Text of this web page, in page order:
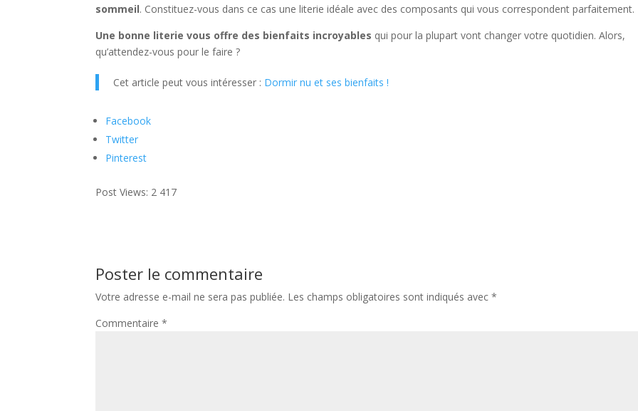
sommeil. Constituez-vous dans ce cas une literie idéale avec des composants qui vous correspondent parfaitement.
Une bonne literie vous offre des bienfaits incroyables qui pour la plupart vont changer votre quotidien. Alors,
qu’attendez-vous pour le faire ?
Cet article peut vous intéresser : Dormir nu et ses bienfaits !
Facebook
Twitter
Pinterest
Post Views: 2 417
Poster le commentaire
Votre adresse e-mail ne sera pas publiée. Les champs obligatoires sont indiqués avec*
Commentaire*